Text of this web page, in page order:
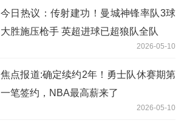
今日热议：传射建功！曼城神锋率队3球
大胜施压枪手 英超进球已超狼队全队
2026-05-10
焦点报道:确定续约2年！勇士队休赛期第
一笔签约，NBA最高薪来了
2026-05-10